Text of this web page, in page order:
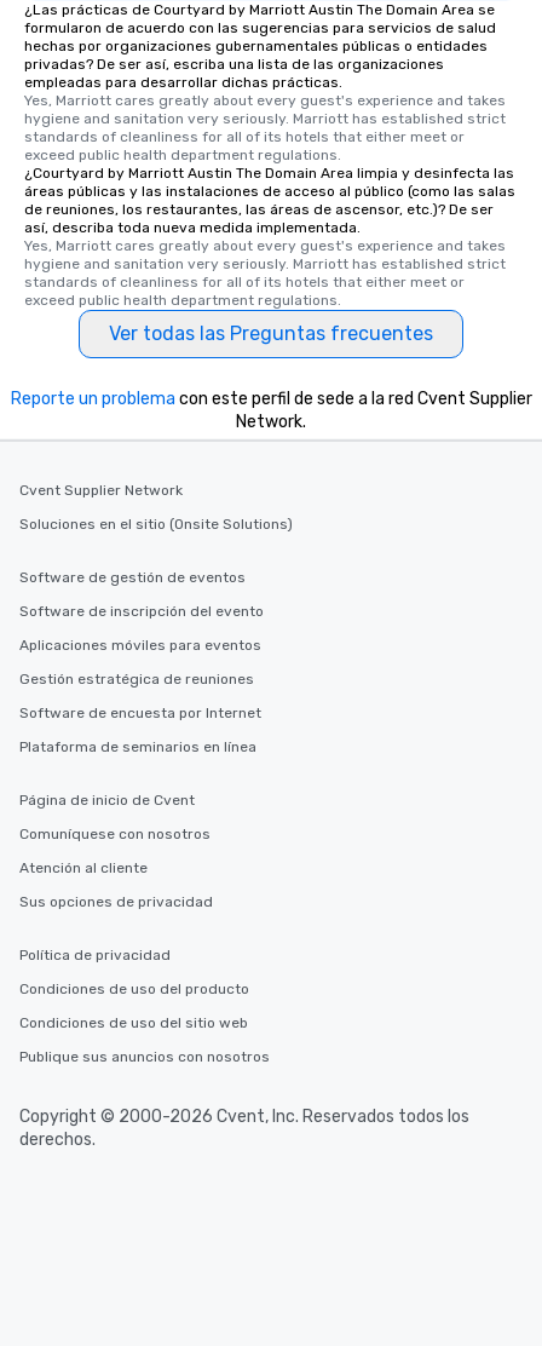
¿Las prácticas de Courtyard by Marriott Austin The Domain Area se
formularon de acuerdo con las sugerencias para servicios de salud
hechas por organizaciones gubernamentales públicas o entidades
privadas? De ser así, escriba una lista de las organizaciones
empleadas para desarrollar dichas prácticas.
Yes, Marriott cares greatly about every guest's experience and takes
hygiene and sanitation very seriously. Marriott has established strict
standards of cleanliness for all of its hotels that either meet or
exceed public health department regulations.
¿Courtyard by Marriott Austin The Domain Area limpia y desinfecta las
áreas públicas y las instalaciones de acceso al público (como las salas
de reuniones, los restaurantes, las áreas de ascensor, etc.)? De ser
así, describa toda nueva medida implementada.
Yes, Marriott cares greatly about every guest's experience and takes
hygiene and sanitation very seriously. Marriott has established strict
standards of cleanliness for all of its hotels that either meet or
exceed public health department regulations.
Ver todas las Preguntas frecuentes
Reporte un problema con este perfil de sede a la red Cvent Supplier
Network.
Cvent Supplier Network
Soluciones en el sitio (Onsite Solutions)
Software de gestión de eventos
Software de inscripción del evento
Aplicaciones móviles para eventos
Gestión estratégica de reuniones
Software de encuesta por Internet
Plataforma de seminarios en línea
Página de inicio de Cvent
Comuníquese con nosotros
Atención al cliente
Sus opciones de privacidad
Política de privacidad
Condiciones de uso del producto
Condiciones de uso del sitio web
Publique sus anuncios con nosotros
Copyright © 2000-2026 Cvent, Inc. Reservados todos los
derechos.